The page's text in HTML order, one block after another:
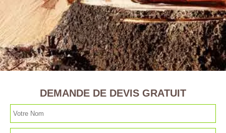
DEMANDE DE DEVIS GRATUIT